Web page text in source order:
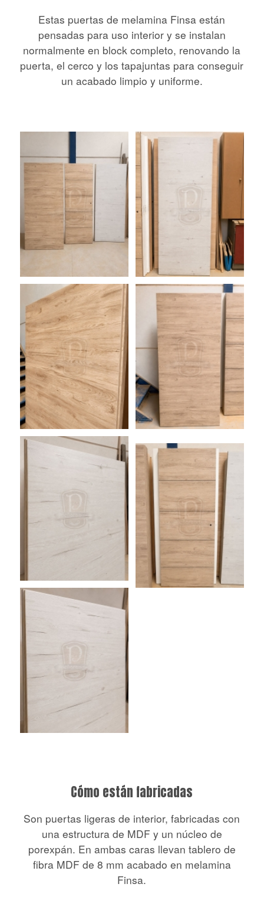
Estas puertas de melamina Finsa están
pensadas para uso interior y se instalan
normalmente en block completo, renovando la
puerta, el cerco y los tapajuntas para conseguir
un acabado limpio y uniforme.
Cómo están fabricadas
Son puertas ligeras de interior, fabricadas con
una estructura de MDF y un núcleo de
porexpán. En ambas caras llevan tablero de
fibra MDF de 8 mm acabado en melamina
Finsa.